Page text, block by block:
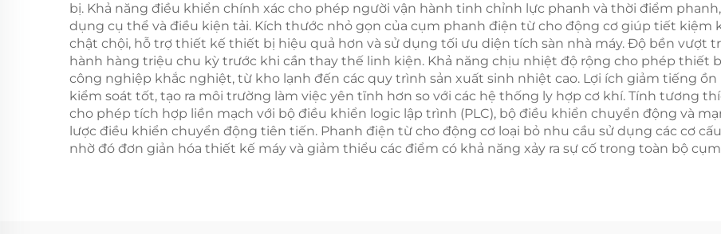
bị. Khả năng điều khiển chính xác cho phép người vận hành tinh chỉnh lực phanh và thời điểm
dụng cụ thể và điều kiện tải. Kích thước nhỏ gọn của cụm phanh điện từ cho động cơ giúp tiết kiệm
chật chội, hỗ trợ thiết kế thiết bị hiệu quả hơn và sử dụng tối ưu diện tích sàn nhà máy. Độ bền vượt
hành hàng triệu chu kỳ trước khi cần thay thế linh kiện. Khả năng chịu nhiệt độ rộng cho phép thiết
công nghiệp khắc nghiệt, từ kho lạnh đến các quy trình sản xuất sinh nhiệt cao. Lợi ích giảm tiếng
kiểm soát tốt, tạo ra môi trường làm việc yên tĩnh hơn so với các hệ thống ly hợp cơ khí. Tính tương
cho phép tích hợp liền mạch với bộ điều khiển logic lập trình (PLC), bộ điều khiển chuyển động và
lược điều khiển chuyển động tiên tiến. Phanh điện từ cho động cơ loại bỏ nhu cầu sử dụng các cơ
nhờ đó đơn giản hóa thiết kế máy và giảm thiểu các điểm có khả năng xảy ra sự cố trong toàn bộ